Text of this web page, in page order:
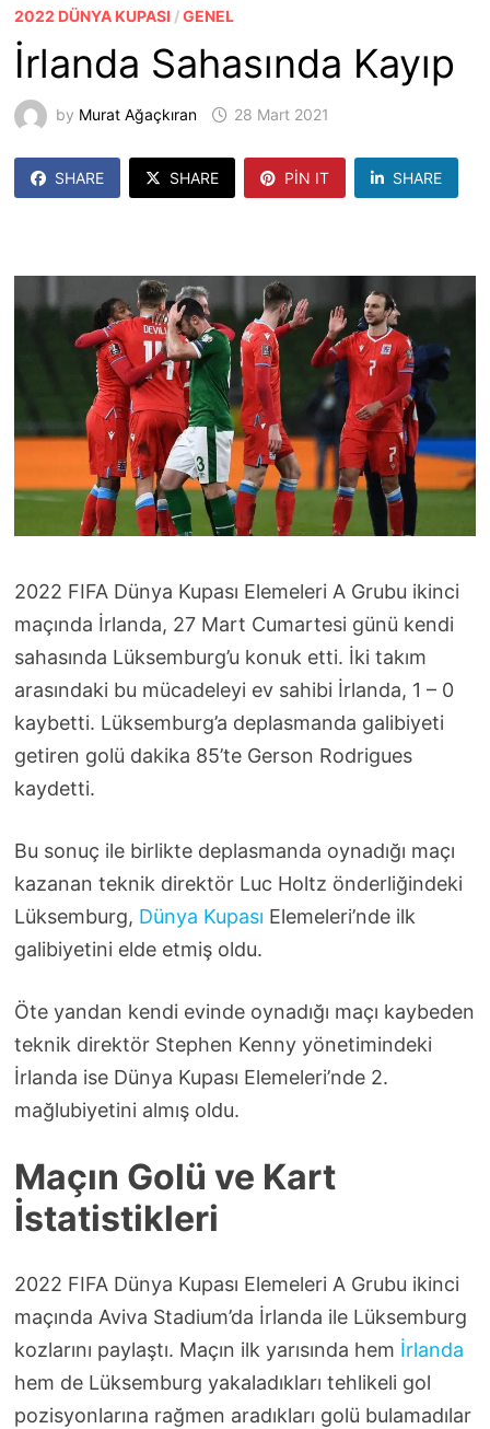
2022 DÜNYA KUPASI /GENEL
İrlanda Sahasında Kayıp
by Murat Ağaçkıran 28 Mart 2021
SHARE SHARE PIN IT SHARE
2022 FIFA Dünya Kupası Elemeleri A Grubu ikinci
maçında İrlanda, 27 Mart Cumartesi günü kendi
sahasında Lüksemburg’u konuk etti. İki takım
arasındaki bu mücadeleyi ev sahibi İrlanda, 1 – 0
kaybetti. Lüksemburg’a deplasmanda galibiyeti
getiren golü dakika 85’te Gerson Rodrigues
kaydetti.
Bu sonuç ile birlikte deplasmanda oynadığı maçı
kazanan teknik direktör Luc Holtz önderliğindeki
Lüksemburg, Dünya Kupası Elemeleri’nde ilk
galibiyetini elde etmiş oldu.
Öte yandan kendi evinde oynadığı maçı kaybeden
teknik direktör Stephen Kenny yönetimindeki
İrlanda ise Dünya Kupası Elemeleri’nde 2.
mağlubiyetini almış oldu.
Maçın Golü ve Kart
İstatistikleri
2022 FIFA Dünya Kupası Elemeleri A Grubu ikinci
maçında Aviva Stadium’da İrlanda ile Lüksemburg
kozlarını paylaştı. Maçın ilk yarısında hem İrlanda
hem de Lüksemburg yakaladıkları tehlikeli gol
pozisyonlarına rağmen aradıkları golü bulamadılar